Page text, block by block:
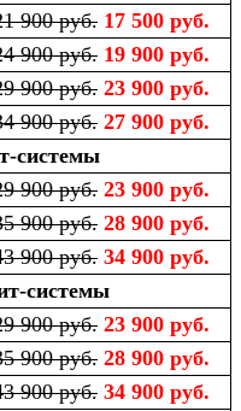
900 руб. 17 500 руб.
900 руб. 19 900 руб.
900 руб. 23 900 руб.
900 руб. 27 900 руб.
системы
900 руб. 23 900 руб.
900 руб. 28 900 руб.
900 руб. 34 900 руб.
системы
900 руб. 23 900 руб.
900 руб. 28 900 руб.
900 руб. 34 900 руб.